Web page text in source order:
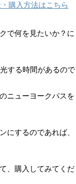
購入方法はこちら
で何を見たいか？に
する時間があるので
ニューヨークパスを
にするのであれば、
、購入してみてくだ